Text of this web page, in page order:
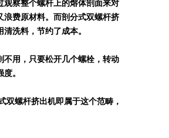
察整个螺杆上的熔体剖面来对
浪费原材料。而剖分式双螺杆挤
洗料，节约了成本。
用，只要松开几个螺栓，转动
。
双螺杆挤出机即属于这个范畴，